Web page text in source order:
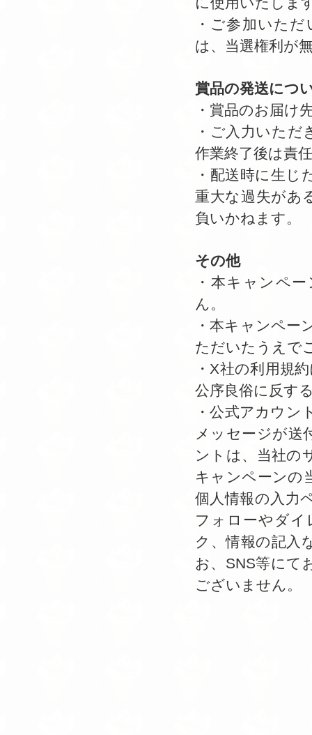
・ご参加いた
は、当選権利が
賞品の発送につ
・賞品のお届け
・ご入力いた
作業終了後は責
・配送時に生
重大な過失があ
負いかねます。
その他
・本キャンペ
ん。
・本キャンペー
ただいたうえで
・X社の利用規
公序良俗に反す
・公式アカウ
メッセージが送
ントは、当社の
キャンペーンの
個人情報の入力
フォローやダ
ク、情報の記入
お、SNS等にて
ございません。